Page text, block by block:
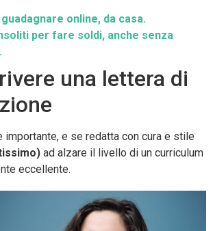
online, da casa.
per fare soldi, anche senza
una lettera di
importante, e se redatta con cura e stile
ad alzare il livello di un curriculum
eccellente.